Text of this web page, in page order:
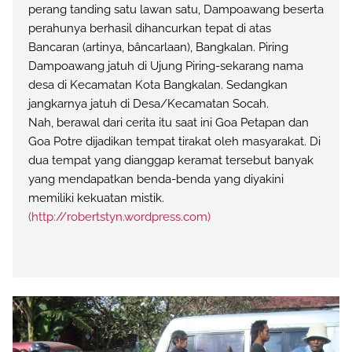
perang tanding satu lawan satu, Dampoawang beserta
perahunya berhasil dihancurkan tepat di atas
Bancaran (artinya, bâncarlaan), Bangkalan. Piring
Dampoawang jatuh di Ujung Piring-sekarang nama
desa di Kecamatan Kota Bangkalan. Sedangkan
jangkarnya jatuh di Desa/Kecamatan Socah.
Nah, berawal dari cerita itu saat ini Goa Petapan dan
Goa Potre dijadikan tempat tirakat oleh masyarakat. Di
dua tempat yang dianggap keramat tersebut banyak
yang mendapatkan benda-benda yang diyakini
memiliki kekuatan mistik.
(http://robertstyn.wordpress.com)